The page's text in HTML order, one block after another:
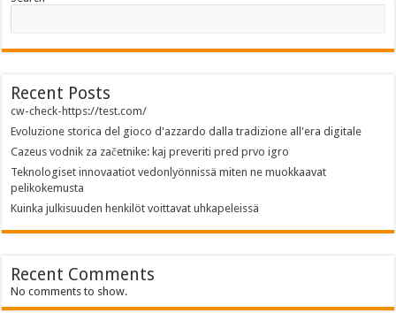
Recent Posts
cw-check-https://test.com/
Evoluzione storica del gioco d'azzardo dalla tradizione all'era digitale
Cazeus vodnik za začetnike: kaj preveriti pred prvo igro
Teknologiset innovaatiot vedonlyönnissä miten ne muokkaavat
pelikokemusta
Kuinka julkisuuden henkilöt voittavat uhkapeleissä
Recent Comments
No comments to show.